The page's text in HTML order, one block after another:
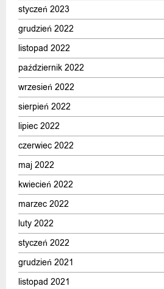
styczeń 2023
grudzień 2022
listopad 2022
październik 2022
wrzesień 2022
sierpień 2022
lipiec 2022
czerwiec 2022
maj 2022
kwiecień 2022
marzec 2022
luty 2022
styczeń 2022
grudzień 2021
listopad 2021